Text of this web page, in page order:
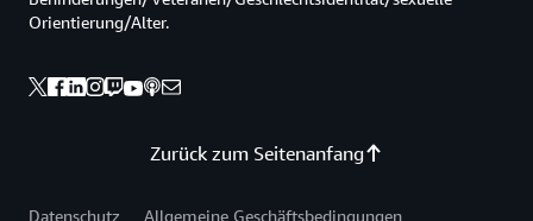
Zurück zum Seitenanfang
Orientierung/Alter.
Datenschutz Allgemeine Geschäftsbedingungen